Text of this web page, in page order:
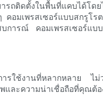
รถติดตั้งในพื้นที่แคบได้
อมเพรสเซอร์แบบสกรูโ
ารณ์ คอมเพรสเซอร์แบ
ใช้งานที่หลากหลาย ไม่
ะความน่าเชื่อถือที่คุณต้